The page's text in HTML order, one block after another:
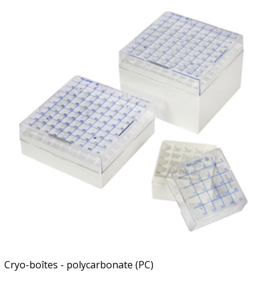
Cryo-boîtes - polycarbonate (PC)